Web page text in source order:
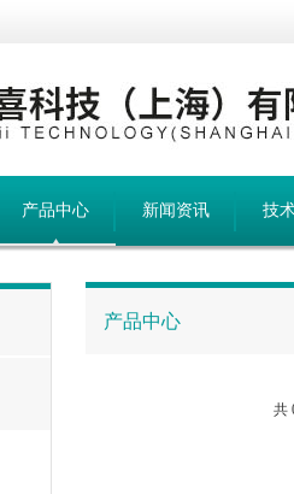
产品中心 新闻资讯 技
产品中心
共